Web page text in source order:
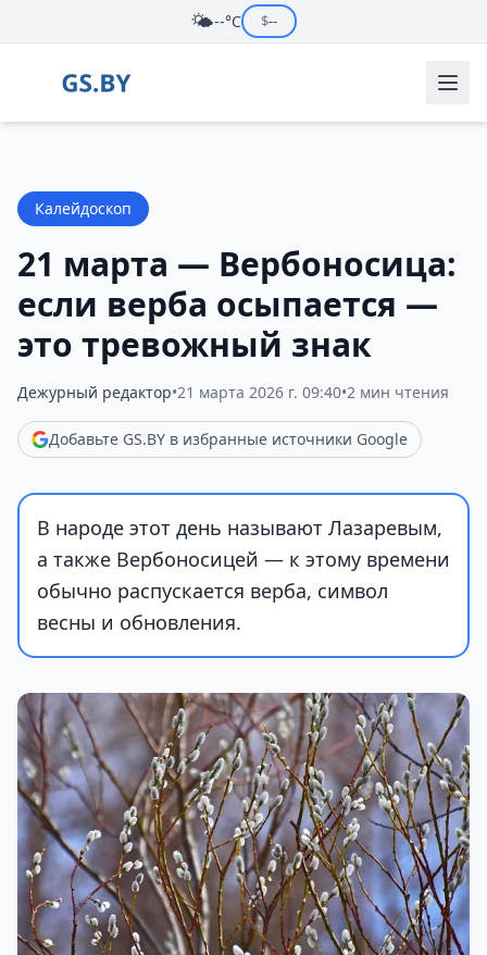
🌤️--°C $--
Калейдоскоп
21 марта — Вербоносица:
если верба осыпается —
это тревожный знак
Дежурный редактор•21 марта 2026 г. 09:40•2 мин чтения
Добавьте GS.BY в избранные источники Google
В народе этот день называют Лазаревым,
а также Вербоносицей — к этому времени
обычно распускается верба, символ
весны и обновления.